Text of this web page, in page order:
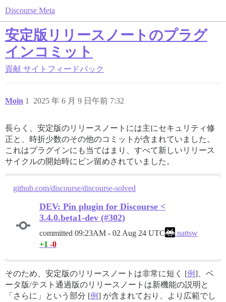
Discourse Meta
安定版リリースノートのプラグ
インコミット
貢献 サイトフィードバック
Moin 2025 年 6 月 9 日午前 7:32
1
長らく、安定版のリリースノートには主にセキュリティ修
正と、時折少数のその他のコミットが含まれていました。
これはプラグインにも当てはまり、すべて新しいリリース
サイクルの開始時にピン留めされていました。
github.com/discourse/discourse-solved
DEV: Pin plugin for Discourse <
3.4.0.beta1-dev (#302)
committed 09:23AM - 02 Aug 24 UTC
nattsw
+1 -0
そのため、安定版のリリースノートは非常に短く [例]、ベ
ータ版/テスト通過版のリリースノートは新機能の説明と
「さらに」という部分 [例] が含まれており、より広範でし